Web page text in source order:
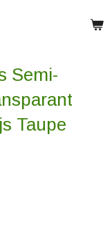
Semi-
Taupe